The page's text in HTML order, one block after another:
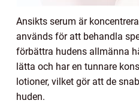
Ansikts serum är
används för att behandla
förbättra hudens allmänna
lätta och har en tunnare
lotioner, vilket gör att de
huden.